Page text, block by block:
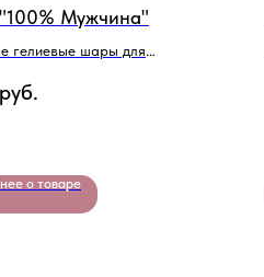
Мужчина"
гелиевые шары для
руб.
о товаре